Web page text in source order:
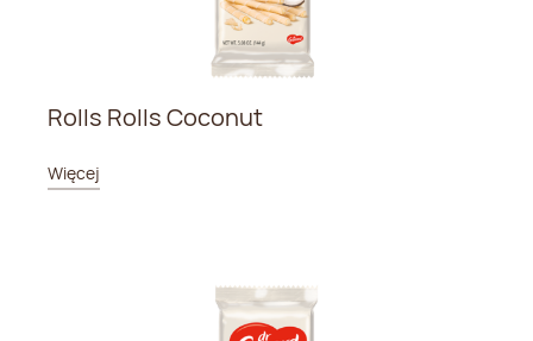
Rolls Rolls Coconut
Więcej